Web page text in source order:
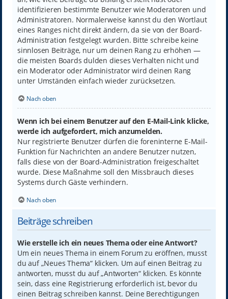
identifizieren bestimmte Benutzer wie Moderatoren und
Administratoren. Normalerweise kannst du den Wortlaut
eines Ranges nicht direkt ändern, da sie von der Board-
Administration festgelegt wurden. Bitte schreibe keine
sinnlosen Beiträge, nur um deinen Rang zu erhöhen —
die meisten Boards dulden dieses Verhalten nicht und
ein Moderator oder Administrator wird deinen Rang
unter Umständen einfach wieder zurücksetzen.
Nach oben
Wenn ich bei einem Benutzer auf den E-Mail-Link klicke,
werde ich aufgefordert, mich anzumelden.
Nur registrierte Benutzer dürfen die foreninterne E-Mail-
Funktion für Nachrichten an andere Benutzer nutzen,
falls diese von der Board-Administration freigeschaltet
wurde. Diese Maßnahme soll den Missbrauch dieses
Systems durch Gäste verhindern.
Nach oben
Beiträge schreiben
Wie erstelle ich ein neues Thema oder eine Antwort?
Um ein neues Thema in einem Forum zu eröffnen, musst
du auf „Neues Thema“ klicken. Um auf einen Beitrag zu
antworten, musst du auf „Antworten“ klicken. Es könnte
sein, dass eine Registrierung erforderlich ist, bevor du
einen Beitrag schreiben kannst. Deine Berechtigungen